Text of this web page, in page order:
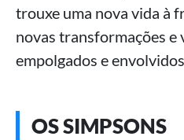
trouxe uma nova vida à
novas transformações e
empolgados e
OS SIMPSONS